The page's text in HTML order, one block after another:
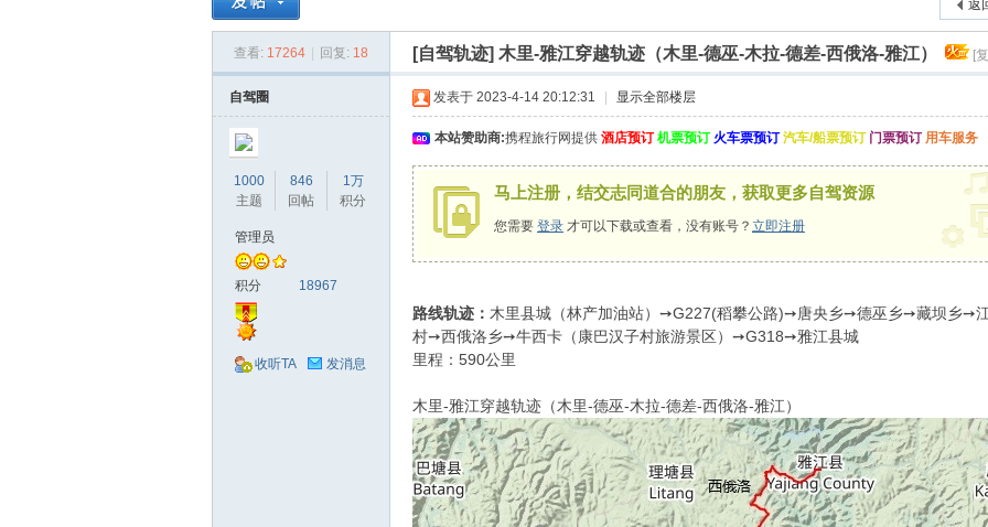
返
查看: 17264 回复: 18 [自驾轨迹] 木里-雅江穿越轨迹（木里-德巫-木拉-德差-西俄洛-雅江） [
自驾圈
1000
主题
846
回帖
1万
积分
管理员
积分 18967
收听TA 发消息
发表于 2023-4-14 20:12:31 显示全部楼层
本站赞助商:携程旅行网提供 酒店预订 机票预订 火车票预订 汽车/船票预订 门票预订 用车服务
马上注册，结交志同道合的朋友，获取更多自驾资源
您需要 登录 才可以下载或查看，没有账号？ 立即注册
路线轨迹： 木里县城（林产加油站）➙G227(稻攀公路)➙唐央乡➙德巫乡➙藏坝乡
村➙西俄洛乡➙牛西卡（康巴汉子村旅游景区）➙G318➙雅江县城
里程：590公里
木里-雅江穿越轨迹（木里-德巫-木拉-德差-西俄洛-雅江）